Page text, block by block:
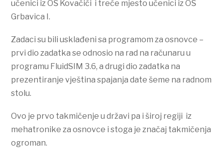
učenici iz OŠ Kovačići i treće mjesto učenici iz OŠ
Grbavica I.
Zadaci su bili usklađeni sa programom za osnovce –
prvi dio zadatka se odnosio na rad na računaru u
programu FluidSIM 3.6, a drugi dio zadatka na
prezentiranje vještina spajanja date šeme na radnom
stolu.
Ovo je prvo takmičenje u državi pa i široj regiji iz
mehatronike za osnovce i stoga je značaj takmičenja
ogroman.